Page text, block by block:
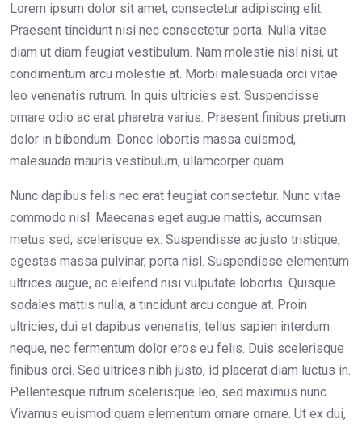
Lorem ipsum dolor sit amet, consectetur adipiscing elit.
Praesent tincidunt nisi nec consectetur porta. Nulla vitae
diam ut diam feugiat vestibulum. Nam molestie nisl nisi, ut
condimentum arcu molestie at. Morbi malesuada orci vitae
leo venenatis rutrum. In quis ultricies est. Suspendisse
ornare odio ac erat pharetra varius. Praesent finibus pretium
dolor in bibendum. Donec lobortis massa euismod,
malesuada mauris vestibulum, ullamcorper quam.
Nunc dapibus felis nec erat feugiat consectetur. Nunc vitae
commodo nisl. Maecenas eget augue mattis, accumsan
metus sed, scelerisque ex. Suspendisse ac justo tristique,
egestas massa pulvinar, porta nisl. Suspendisse elementum
ultrices augue, ac eleifend nisi vulputate lobortis. Quisque
sodales mattis nulla, a tincidunt arcu congue at. Proin
ultricies, dui et dapibus venenatis, tellus sapien interdum
neque, nec fermentum dolor eros eu felis. Duis scelerisque
finibus orci. Sed ultrices nibh justo, id placerat diam luctus in.
Pellentesque rutrum scelerisque leo, sed maximus nunc.
Vivamus euismod quam elementum ornare ornare. Ut ex dui,